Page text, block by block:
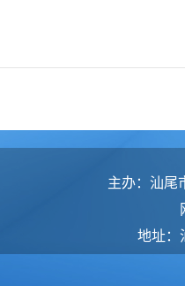
主办：汕尾
地址：